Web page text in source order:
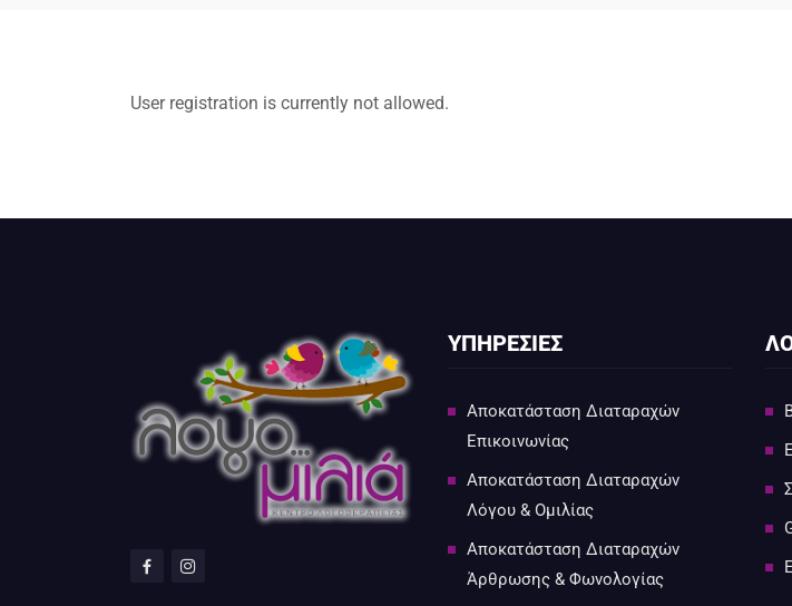
User registration is currently not allowed.
ΥΠΗΡΕΣΙΕΣ
Αποκατάσταση Διαταραχών
Επικοινωνίας
Αποκατάσταση Διαταραχών
Λόγου & Ομιλίας
Αποκατάσταση Διαταραχών
Άρθρωσης & Φωνολογίας